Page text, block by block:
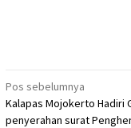
Navigasi
pos
Pos sebelumnya
Kalapas Mojokerto Hadiri
penyerahan surat